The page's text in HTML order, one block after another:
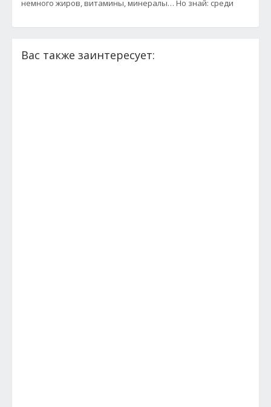
немного жиров, витамины, минералы… Но знай: среди
Вас также заинтересует: